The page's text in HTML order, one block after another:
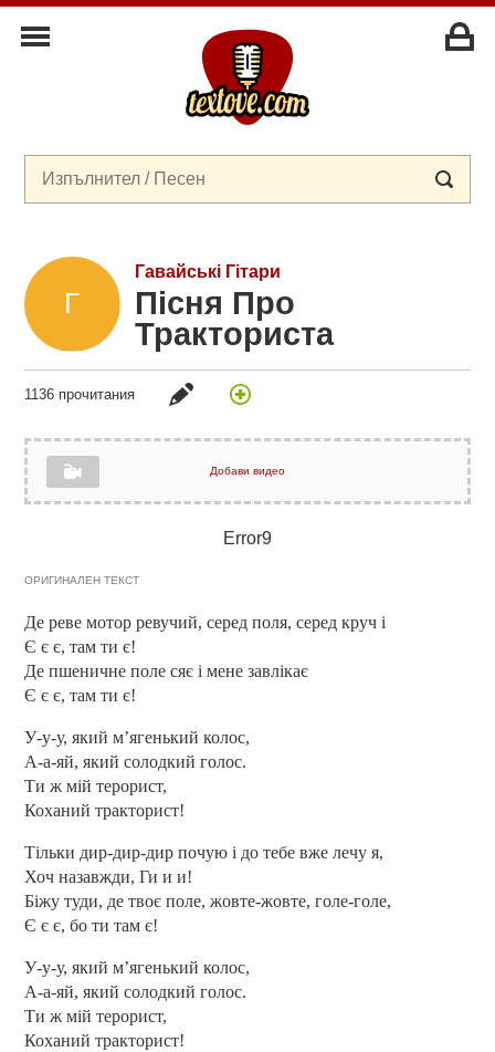
Гавайські Гітари
Пісня Про
Тракториста
1136 прочитания
Добави видео
Error9
ОРИГИНАЛЕН ТЕКСТ
Де реве мотор ревучий, серед поля, серед круч і
Є є є, там ти є!
Де пшеничне поле сяє і мене завлікає
Є є є, там ти є!
У-у-у, який м’ягенький колос,
А-а-яй, який солодкий голос.
Ти ж мій терорист,
Коханий тракторист!
Тільки дир-дир-дир почую і до тебе вже лечу я,
Хоч назавжди, Ги и и!
Біжу туди, де твоє поле, жовте-жовте, голе-голе,
Є є є, бо ти там є!
У-у-у, який м’ягенький колос,
А-а-яй, який солодкий голос.
Ти ж мій терорист,
Коханий тракторист!